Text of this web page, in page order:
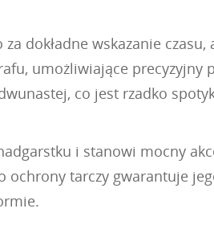
dokładne wskazanie czasu,
umożliwiające precyzyjny
co jest rzadko
i stanowi mocny
tarczy gwarantuje